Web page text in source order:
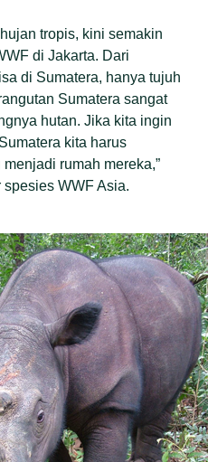
tropis, kini semakin
di Jakarta. Dari
di Sumatera, hanya tujuh
Sumatera sangat
hutan. Jika kita ingin
kita harus
rumah mereka,”
WWF Asia.